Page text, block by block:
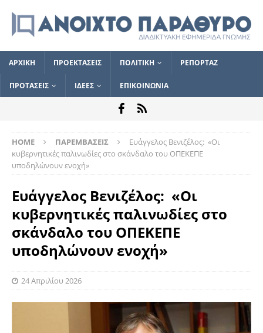
ΑΡΧΙΚΗ ΠΡΟΕΚΤΑΣΕΙΣ ΠΟΛΙΤΙΚΗ ΡΕΠΟΡΤΑΖ
ΠΡΟΤΑΣΕΙΣ ΙΔΕΕΣ ΕΠΙΚΟΙΝΩΝΙΑ
HOME ΠΑΡΕΜΒΑΣΕΙΣ
Ευάγγελος Βενιζέλος: «Οι
κυβερνητικές παλινωδίες στο σκάνδαλο του ΟΠΕΚΕΠΕ
υποδηλώνουν ενοχή»
Ευάγγελος Βενιζέλος: «Οι
κυβερνητικές παλινωδίες στο
σκάνδαλο του ΟΠΕΚΕΠΕ
υποδηλώνουν ενοχή»
24 Απριλίου 2026